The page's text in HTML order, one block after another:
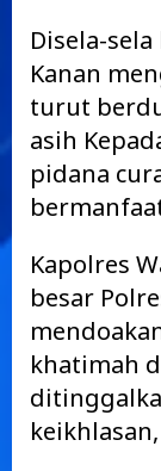
Disela-
Kanan
turut
asih
pidana
Kapolres
besar
khatimah